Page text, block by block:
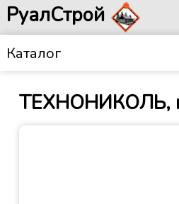
РуалСтрой
Каталог
ТЕХНОНИКОЛЬ,